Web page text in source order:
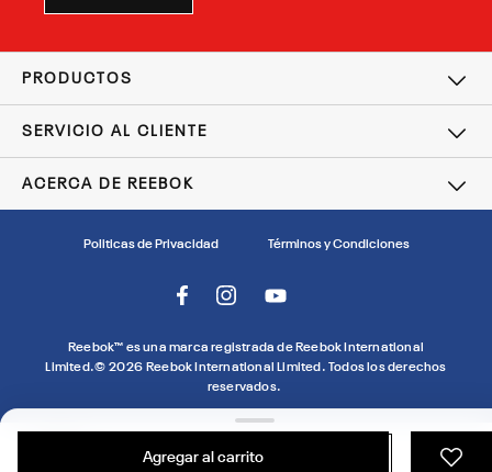
Agregar al carrito
PRODUCTOS
SERVICIO AL CLIENTE
ACERCA DE REEBOK
Politicas de Privacidad Términos y Condiciones
Reebok™ es una marca registrada de Reebok International
Limited.© 2026 Reebok International Limited. Todos los derechos
reservados.